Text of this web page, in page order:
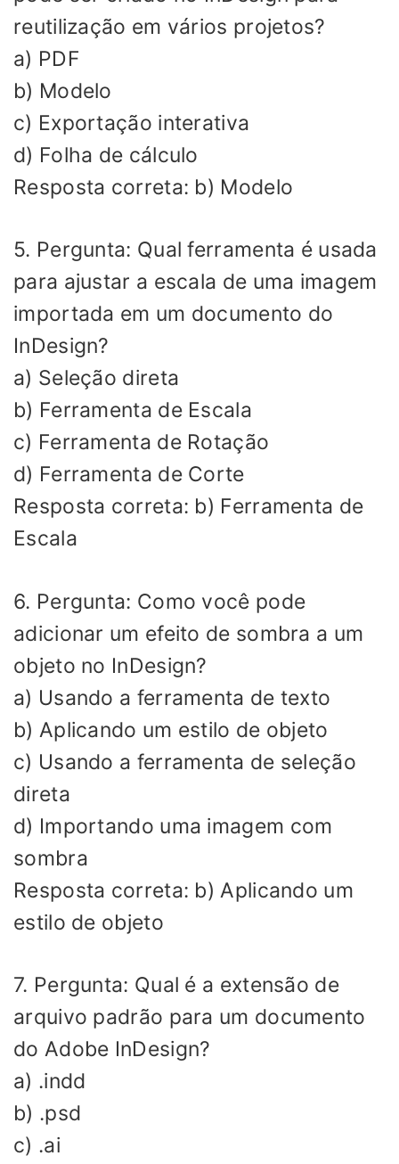
reutilização em vários projetos?
a) PDF
b) Modelo
c) Exportação interativa
d) Folha de cálculo
Resposta correta: b) Modelo
5. Pergunta: Qual ferramenta é usada
para ajustar a escala de uma imagem
importada em um documento do
InDesign?
a) Seleção direta
b) Ferramenta de Escala
c) Ferramenta de Rotação
d) Ferramenta de Corte
Resposta correta: b) Ferramenta de
Escala
6. Pergunta: Como você pode
adicionar um efeito de sombra a um
objeto no InDesign?
a) Usando a ferramenta de texto
b) Aplicando um estilo de objeto
c) Usando a ferramenta de seleção
direta
d) Importando uma imagem com
sombra
Resposta correta: b) Aplicando um
estilo de objeto
7. Pergunta: Qual é a extensão de
arquivo padrão para um documento
do Adobe InDesign?
a) .indd
b) .psd
c) .ai